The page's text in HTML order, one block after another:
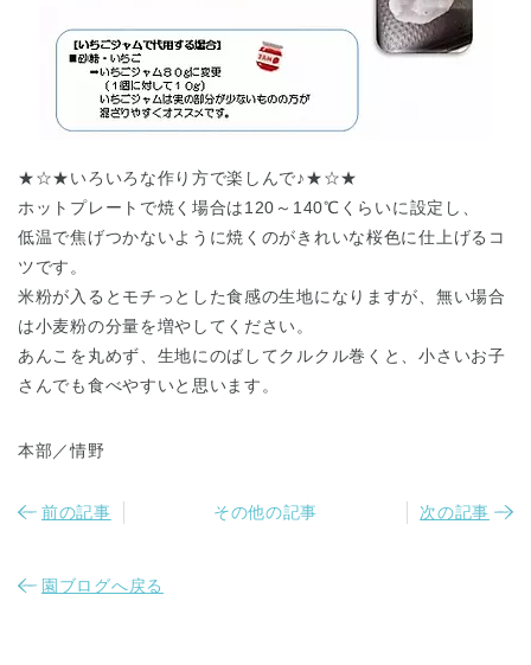
神奈川県 神奈川県 全域
★☆★いろいろな作り方で楽しんで♪★☆★
ホットプレートで焼く場合は120～140℃くらいに設定し、
低温で焦げつかないように焼くのがきれいな桜色に仕上げるコ
ツです。
米粉が入るとモチっとした食感の生地になりますが、無い場合
は小麦粉の分量を増やしてください。
あんこを丸めず、生地にのばしてクルクル巻くと、小さいお子
さんでも食べやすいと思います。
本部／情野
前の記事 その他の記事 次の記事
園ブログへ戻る